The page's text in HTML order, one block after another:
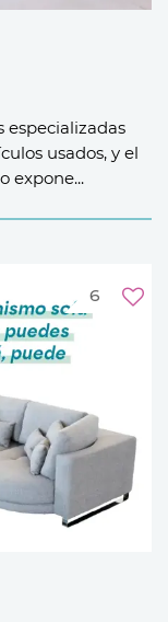
especializadas
usados, y el
expone...
6